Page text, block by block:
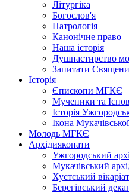
Літургіка
Богослов'я
Патрологія
Канонічне право
Наша історія
Душпастирство
Запитати
Історія
Єпископи МГКЄ
Мученики та
Історія
Ікона
Молодь МГКЄ
Архідияконати
Ужгородський
Мукачівський
Хустський вікаріат
Берегівський